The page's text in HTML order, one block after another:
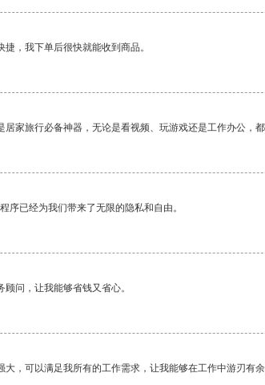
，我下单后很快就能收到商品。
居家旅行必备神器，无论是看视频、玩游戏还是工作办公，
序已经为我们带来了无限的隐私和自由。
问，让我能够省钱又省心。
，可以满足我所有的工作需求，让我能够在工作中游刃有余